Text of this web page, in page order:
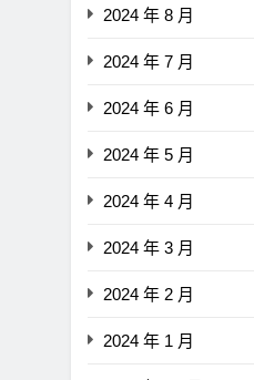
2024 年 8 月
2024 年 7 月
2024 年 6 月
2024 年 5 月
2024 年 4 月
2024 年 3 月
2024 年 2 月
2024 年 1 月